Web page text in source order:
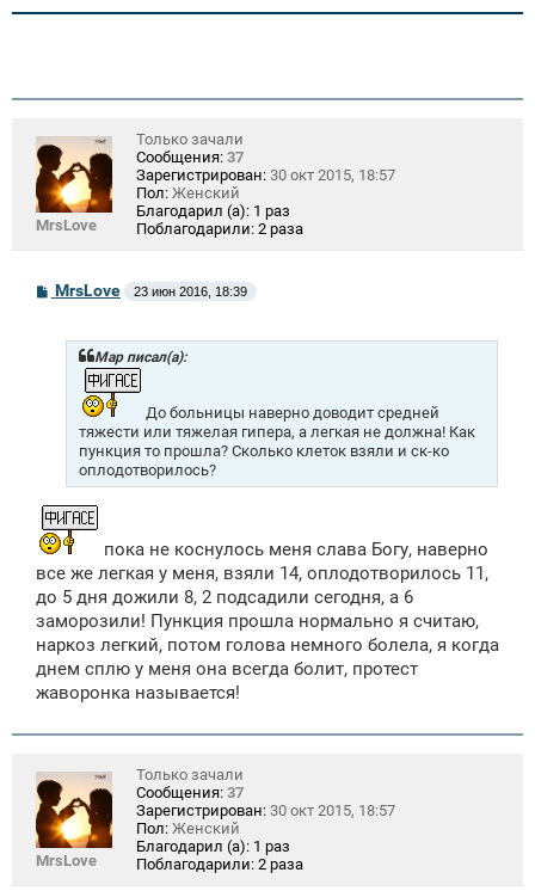
MrsLove
Только зачали
Сообщения: 37
Зарегистрирован: 30 окт 2015, 18:57
Пол: Женский
Благодарил (а): 1 раз
Поблагодарили: 2 раза
СMrsLove 23 июн 2016, 18:39
Mар писал(а):
До больницы наверно доводит средней
тяжести или тяжелая гипера, а легкая не должна! Как
пункция то прошла? Сколько клеток взяли и ск-ко
оплодотворилось?
пока не коснулось меня слава Богу, наверно
все же легкая у меня, взяли 14, оплодотворилось 11,
до 5 дня дожили 8, 2 подсадили сегодня, а 6
заморозили! Пункция прошла нормально я считаю,
наркоз легкий, потом голова немного болела, я когда
днем сплю у меня она всегда болит, протест
жаворонка называется!
MrsLove
Только зачали
Сообщения: 37
Зарегистрирован: 30 окт 2015, 18:57
Пол: Женский
Благодарил (а): 1 раз
Поблагодарили: 2 раза